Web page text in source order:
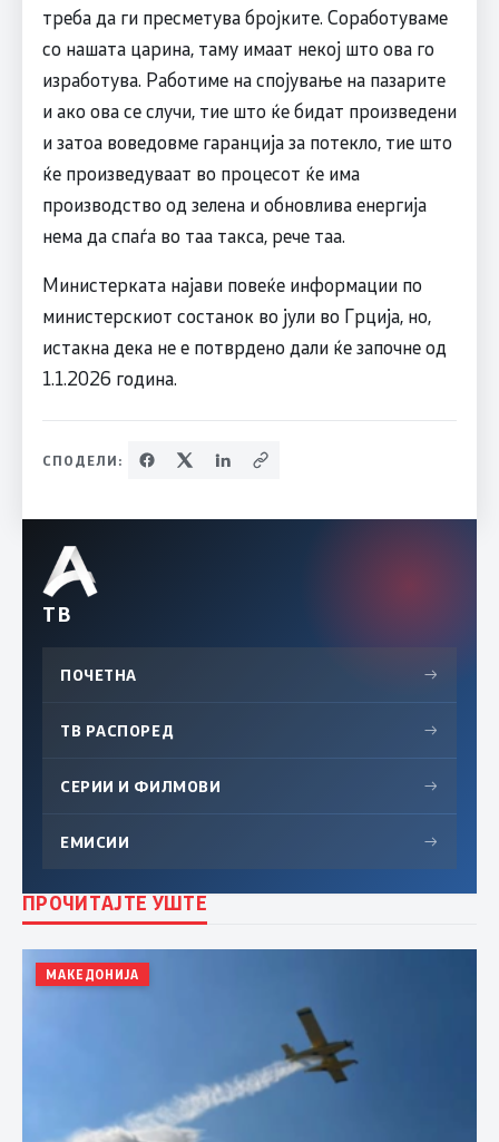
треба да ги пресметува бројките. Соработуваме
со нашата царина, таму имаат некој што ова го
изработува. Работиме на спојување на пазарите
и ако ова се случи, тие што ќе бидат произведени
и затоа воведовме гаранција за потекло, тие што
ќе произведуваат во процесот ќе има
производство од зелена и обновлива енергија
нема да спаѓа во таа такса, рече таа.
Министерката најави повеќе информации по
министерскиот состанок во јули во Грција, но,
истакна дека не е потврдено дали ќе започне од
1.1.2026 година.
СПОДЕЛИ:
ТВ
ПОЧЕТНА →
ТВ РАСПОРЕД →
СЕРИИ И ФИЛМОВИ →
ЕМИСИИ →
ПРОЧИТАЈТЕ УШТЕ
МАКЕДОНИЈА